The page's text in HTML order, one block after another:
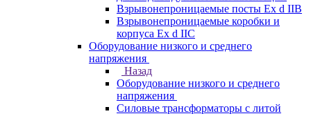
Взрывонепроницаемые посты Ex d IIB
Взрывонепроницаемые коробки и
корпуса Ex d IIС
Оборудование низкого и среднего
напряжения
Назад
Оборудование низкого и среднего
напряжения
Силовые трансформаторы с литой